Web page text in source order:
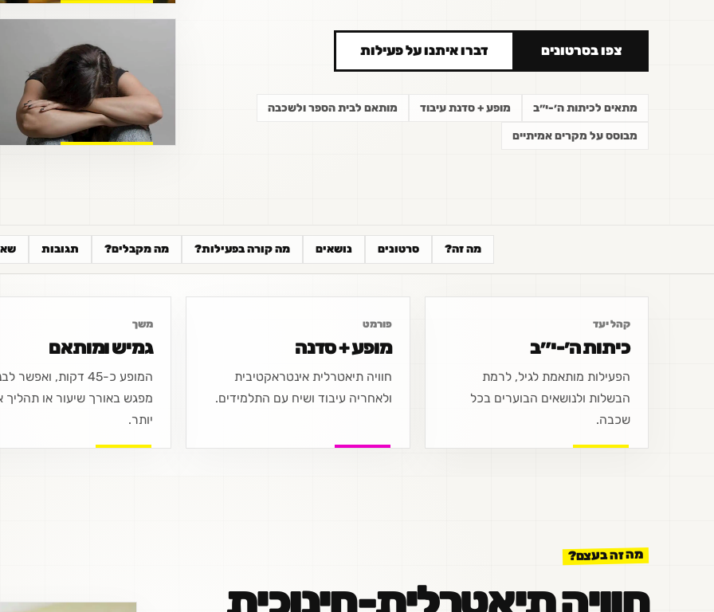
צפו בסרטונים דברו איתנו על פעילות
מתאים לכיתות ה׳-י״ב מופע + סדנת עיבוד מותאם לבית הספר ולשכבה
מבוסס על מקרים אמיתיים
מה זה? סרטונים נושאים מה קורה בפעילות? מה מקבלים? תגובות
קהל יעד
כיתות ה׳-י״ב
הפעילות מותאמת לגיל, לרמת
הבשלות ולנושאים הבוערים בכל
שכבה.
פורמט
מופע + סדנה
חוויה תיאטרלית אינטראקטיבית
ולאחריה עיבוד ושיח עם התלמידים.
משך
גמיש ומותאם
המופע כ-45 דקות, ואפשר
מפגש באורך שיעור או תהליך
יותר.
מה זה בעצם?
חוויה תיאטרלית-חינוכית